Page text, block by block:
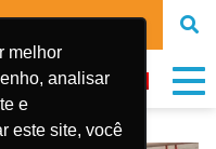
melhor
analisar
e
este site, você
NOW